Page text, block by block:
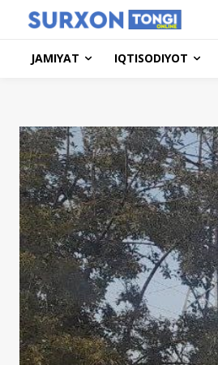
JAMIYAT IQTISODIYOT